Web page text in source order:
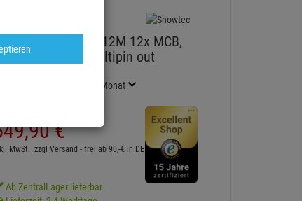
SHOWTEC PSA-32A12M 12x MCB,
+ Multipin out
/ Monat
90 €
MwSt. zzgl Versand - frei ab 90,-€ in DE
Ab ZentralLager lieferbar